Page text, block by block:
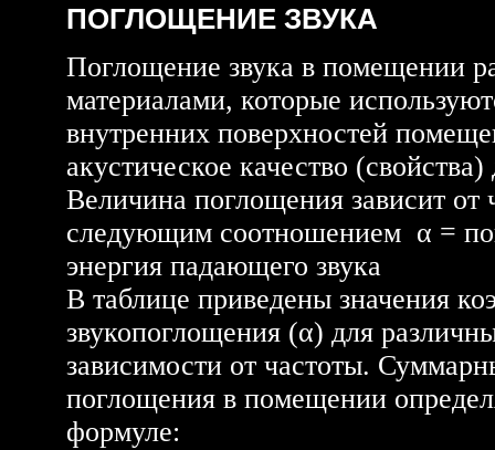
ПОГЛОЩЕНИЕ ЗВУКА
Поглощение звука в помещении
материалами, которые
внутренних поверхностей
акустическое качество
Величина поглощения зависит от
следующим соотношением α =
энергия падающего звука
В таблице приведены значения
звукопоглощения (α) для
зависимости от частоты.
поглощения в помещении
формуле: